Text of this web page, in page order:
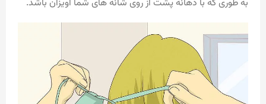
به طوری که با دهانه پشت از روی شانه های شما آویزان باشد.